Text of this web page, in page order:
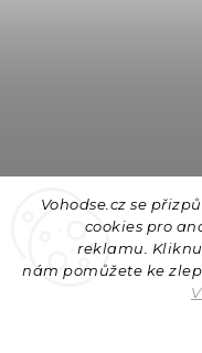
Vohodse.cz se
cookies pro
reklamu.
nám pomůžete ke
Sledovat na